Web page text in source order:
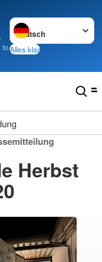
to
Sprache wechseln zu
Alles klar
Herbst